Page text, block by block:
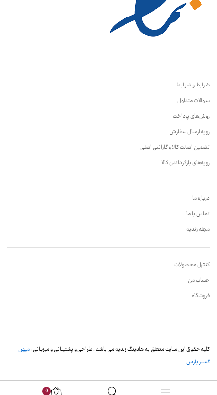
شرایط و ضوابط
سوالات متداول
روش‌های پرداخت
رویه ارسال سفارش
تضمین اصالت کالا و گارانتی اصلی
رویه‌های بازگرداندن کالا
درباره ما
تماس با ما
مجله زندیه
کنترل محصولات
حساب من
فروشگاه
کلیه حقوق این سایت متعلق به هلدینگ زندیه می باشد . طراحی و پشتیبانی و میزبانی :میهن
گستر پارس
0